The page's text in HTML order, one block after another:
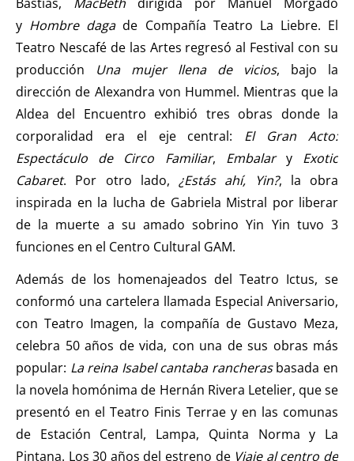
y Hombre dagade Compañía Teatro La Liebre. El
Teatro Nescafé de las Artes regresó al Festival con su
producción Una mujer llena de vicios, bajo la
dirección de Alexandra von Hummel. Mientras que la
Aldea del Encuentro exhibió tres obras donde la
corporalidad era el eje central: El Gran Acto:
Espectáculo de Circo Familiar, Embalar y Exotic
Cabaret. Por otro lado, ¿Estás ahí, Yin?, la obra
inspirada en la lucha de Gabriela Mistral por liberar
de la muerte a su amado sobrino Yin Yin tuvo 3
funciones en el Centro Cultural GAM.
Además de los homenajeados del Teatro Ictus, se
conformó una cartelera llamada Especial Aniversario,
con Teatro Imagen, la compañía de Gustavo Meza,
celebra 50 años de vida, con una de sus obras más
popular: La reina Isabel cantaba rancherasbasada en
la novela homónima de Hernán Rivera Letelier, que se
presentó en el Teatro Finis Terrae y en las comunas
de Estación Central, Lampa, Quinta Norma y La
Pintana. Los 30 años del estreno de Viaje al centro de